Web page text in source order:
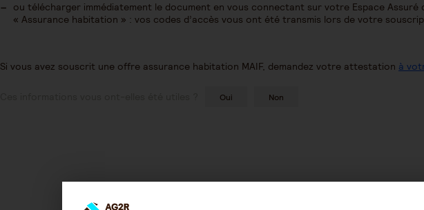
ou télécharger immédiatement le document en vous connectant sur votre Espace Assuré
« Assurance habitation » : vos codes d’accès vous ont été transmis lors de votre
Si vous avez souscrit une offre assurance habitation MAIF, demandez votre attestation à
Oui Non